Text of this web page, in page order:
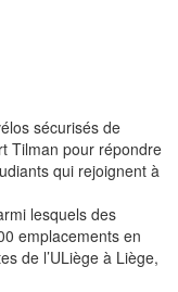
sécurisés de
Tilman pour répondre
qui rejoignent à
lesquels des
emplacements en
de l’ULiège à Liège,